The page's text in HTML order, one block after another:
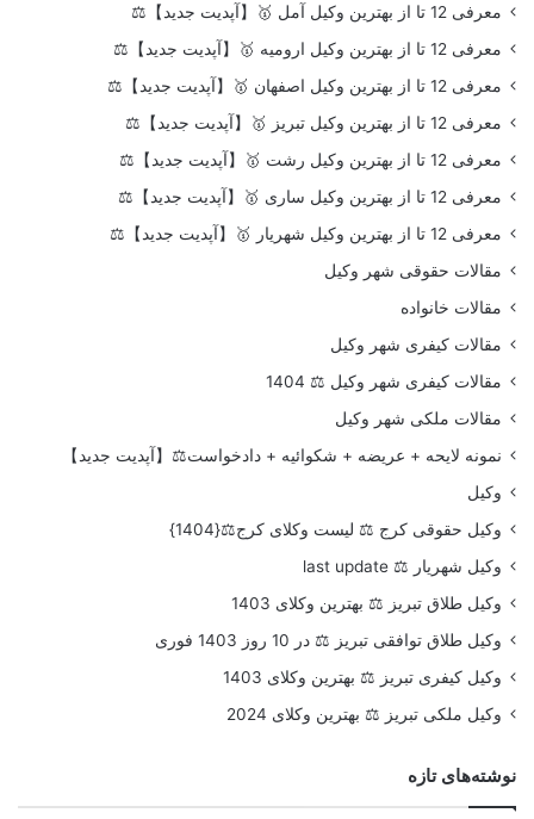
معرفی 12 تا از بهترین وکیل آمل 🥇【آپدیت جدید】⚖️
معرفی 12 تا از بهترین وکیل ارومیه 🥇【آپدیت جدید】⚖️
معرفی 12 تا از بهترین وکیل اصفهان 🥇【آپدیت جدید】⚖️
معرفی 12 تا از بهترین وکیل تبریز 🥇【آپدیت جدید】⚖️
معرفی 12 تا از بهترین وکیل رشت 🥇【آپدیت جدید】⚖️
معرفی 12 تا از بهترین وکیل ساری 🥇【آپدیت جدید】⚖️
معرفی 12 تا از بهترین وکیل شهریار 🥇【آپدیت جدید】⚖️
مقالات حقوقی شهر وکیل
مقالات خانواده
مقالات کیفری شهر وکیل
مقالات کیفری شهر وکیل ⚖️ 1404
مقالات ملکی شهر وکیل
نمونه لایحه + عریضه + شکوائیه + دادخواست⚖️【آپدیت جدید】
وکیل
وکیل حقوقی کرج ⚖️ لیست وکلای کرج⚖️{1404}
وکیل شهریار ⚖️ last update
وکیل طلاق تبریز ⚖️ بهترین وکلای 1403
وکیل طلاق توافقی تبریز ⚖️ در 10 روز 1403 فوری
وکیل کیفری تبریز ⚖️ بهترین وکلای 1403
وکیل ملکی تبریز ⚖️ بهترین وکلای 2024
نوشته‌های تازه